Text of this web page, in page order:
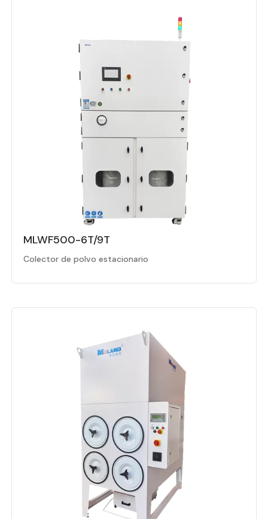
MLWF500-6T/9T
Colector de polvo estacionario